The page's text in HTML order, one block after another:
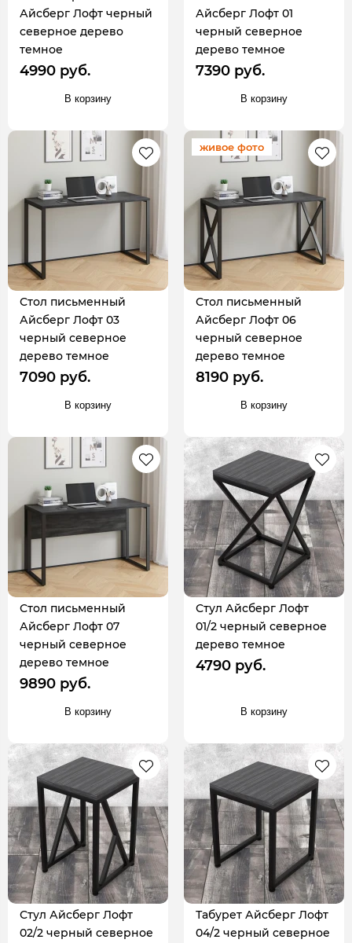
Айсберг Лофт черный
северное дерево
темное
4990 руб.
В корзину
Айсберг Лофт 01
черный северное
дерево темное
7390 руб.
В корзину
Стол письменный
Айсберг Лофт 03
черный северное
дерево темное
7090 руб.
В корзину
живое фото
Стол письменный
Айсберг Лофт 06
черный северное
дерево темное
8190 руб.
В корзину
Стол письменный
Айсберг Лофт 07
черный северное
дерево темное
9890 руб.
В корзину
Стул Айсберг Лофт
01/2 черный северное
дерево темное
4790 руб.
В корзину
Стул Айсберг Лофт
02/2 черный северное
Табурет Айсберг Лофт
04/2 черный северное